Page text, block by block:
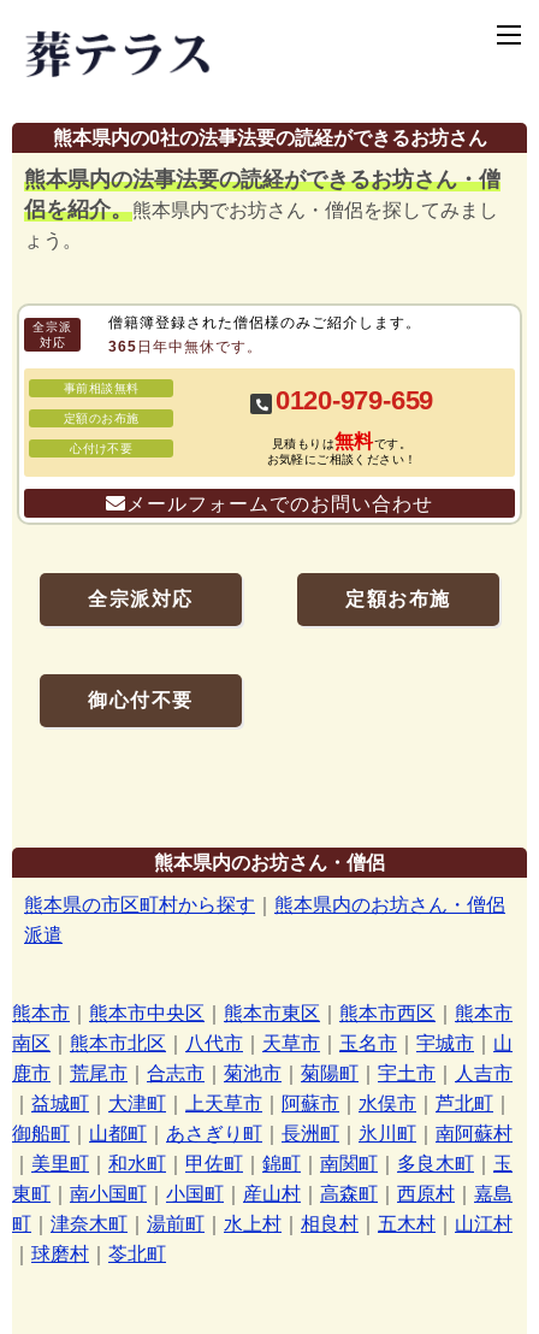
熊本県内の0社の法事法要の読経ができるお坊さん
熊本県内の法事法要の読経ができるお坊さん・僧
侶を紹介。熊本県内でお坊さん・僧侶を探してみまし
ょう。
全宗派
対応
僧籍簿登録された僧侶様のみご紹介します。
365日年中無休です。
事前相談無料
定額のお布施
心付け不要
0120-979-659
見積もりは無料です。
お気軽にご相談ください！
メールフォームでのお問い合わせ
全宗派対応 定額お布施
御心付不要
熊本県内のお坊さん・僧侶
熊本県の市区町村から探す
熊本県内のお坊さん・僧侶
派遣
熊本市 熊本市中央区 熊本市東区 熊本市西区
熊本市
南区
熊本市北区 八代市 天草市 玉名市 宇城市
山
鹿市
荒尾市 合志市 菊池市 菊陽町 宇土市
人吉市
益城町 大津町 上天草市 阿蘇市 水俣市 芦北町
御船町
山都町 あさぎり町 長洲町 氷川町
南阿蘇村
美里町 和水町 甲佐町 錦町 南関町 多良木町
玉
東町
南小国町 小国町 産山村 高森町 西原村
嘉島
町
津奈木町 湯前町 水上村 相良村 五木村
山江村
球磨村 苓北町